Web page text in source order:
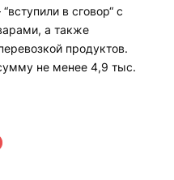
в сговор“ с
а также
продуктов.
не менее 4,9 тыс.